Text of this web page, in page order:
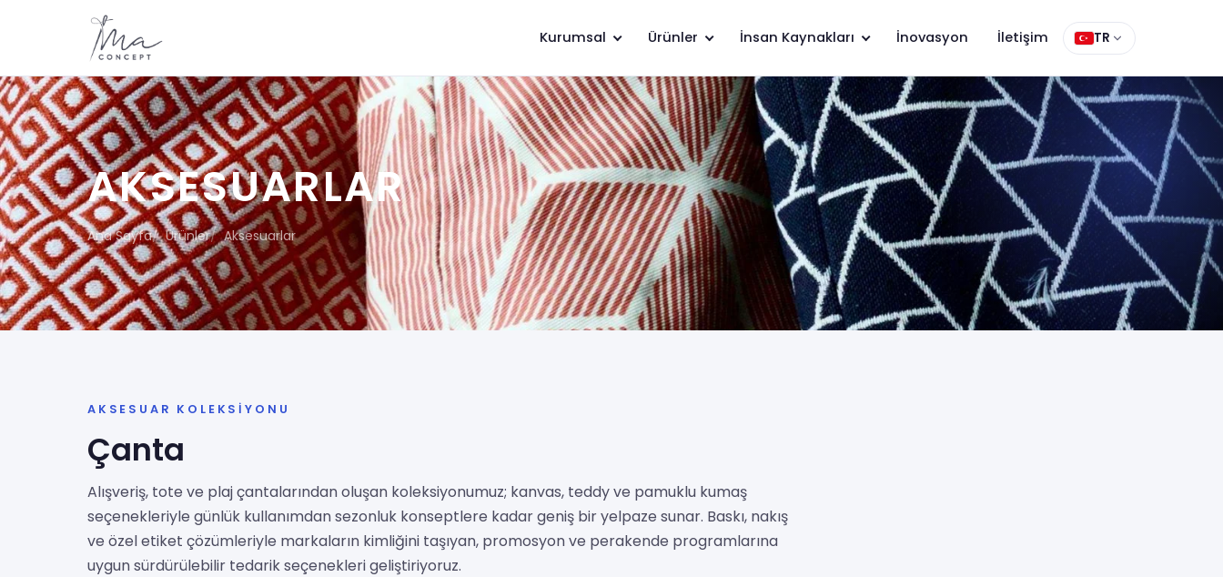
Kurumsal Ürünler İnsan Kaynakları İnovasyon İletişim TR
AKSESUARLAR
Ana Sayfa Ürünler Aksesuarlar
AKSESUAR KOLEKSIYONU
Çanta
Alışveriş, tote ve plaj çantalarından oluşan koleksiyonumuz; kanvas, teddy ve pamuklu kumaş
seçenekleriyle günlük kullanımdan sezonluk konseptlere kadar geniş bir yelpaze sunar. Baskı, nakış
ve özel etiket çözümleriyle markaların kimliğini taşıyan, promosyon ve perakende programlarına
uygun sürdürülebilir tedarik seçenekleri geliştiriyoruz.